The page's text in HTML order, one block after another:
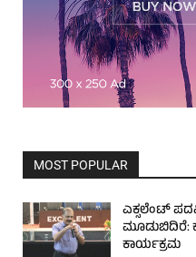
MOST POPULAR
ಎಕ್ಸಲೆಂಟ್
ಮೂಡುಬಿದಿರೆ:
ಕಾರ್ಯಕ್ರಮ